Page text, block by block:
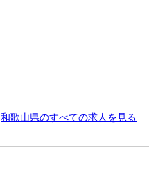
和歌山県のすべての求人を見る